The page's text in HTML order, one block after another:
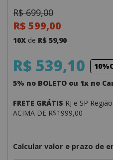
R$ 699,00
R$ 599,00
10X de R$ 59,90
R$ 539,10
5% no BOLETO ou 1x no
FRETE GRÁTIS RJ e SP
ACIMA DE R$1999,00
Calcular valor e prazo de